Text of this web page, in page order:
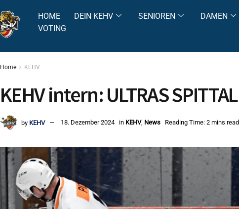
HOME DEIN KEHV SENIOREN DAMEN
VOTING
Home KEHV
KEHV intern: ULTRAS SPITTAL
by KEHV 18. Dezember 2024 in KEHV, News Reading Time: 2 mins read